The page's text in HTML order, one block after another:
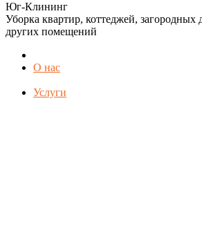
Юг-Клининг
Уборка квартир, коттеджей, загородных
других помещений
О нас
Услуги